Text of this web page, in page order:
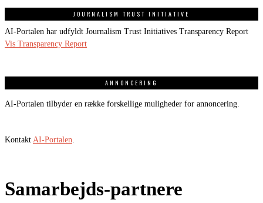
JOURNALISM TRUST INITIATIVE
AI-Portalen har udfyldt Journalism Trust Initiatives Transparency Report
Vis Transparency Report
ANNONCERING
AI-Portalen tilbyder en række forskellige muligheder for annoncering.
Kontakt AI-Portalen.
Samarbejds-partnere